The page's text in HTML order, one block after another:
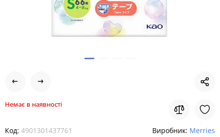
Немає в наявності
Код: 4901301437761 Виробник: Merries